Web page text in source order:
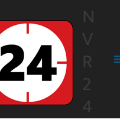
N
V
R
2
4